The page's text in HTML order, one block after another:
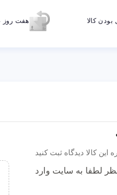
کالا هفت روز
این کالا دیدگاه ثبت کنید
لطفا به سایت وارد